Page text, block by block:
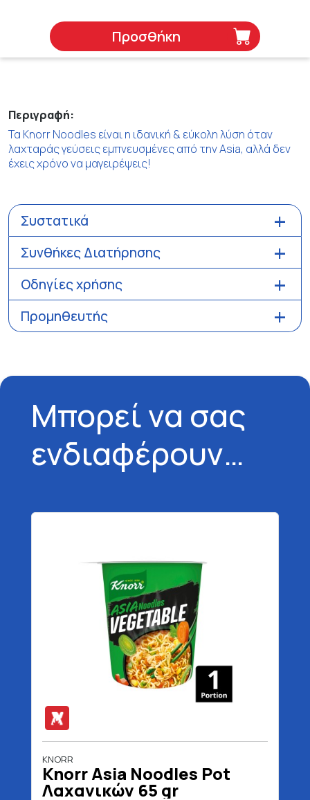
Προσθήκη
Περιγραφή:
Τα Knorr Noodles είναι η ιδανική & εύκολη λύση όταν
λαχταράς γεύσεις εμπνευσμένες από την Asia, αλλά δεν
έχεις χρόνο να μαγειρέψεις!
Συστατικά
Συνθήκες Διατήρησης
Οδηγίες χρήσης
Προμηθευτής
Μπορεί να σας
ενδιαφέρουν…
KNORR
Knorr Asia Noodles Pot
Λαχανικών 65 gr